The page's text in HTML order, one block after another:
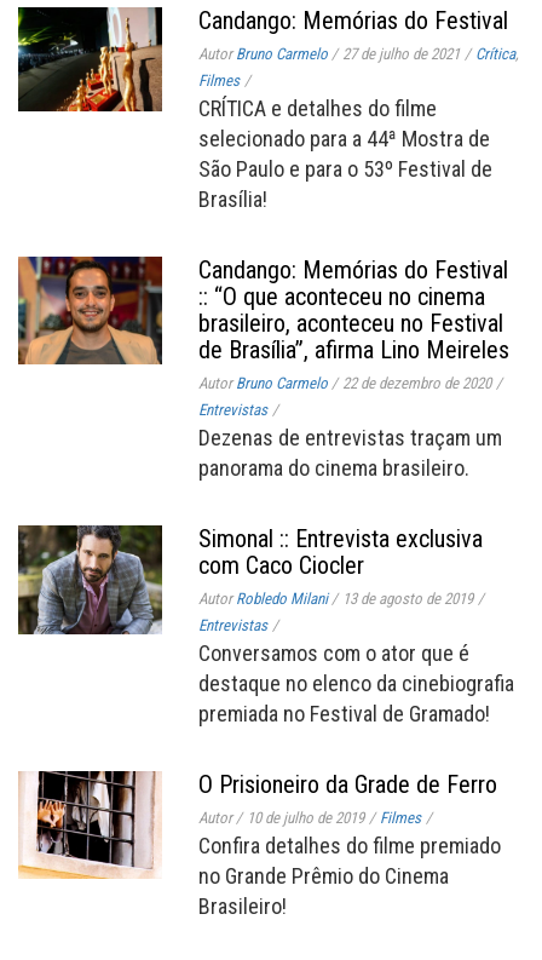
Candango: Memórias do Festival
AutorBruno Carmelo / 27 de julho de 2021 / Crítica,
Filmes /
CRÍTICA e detalhes do filme
selecionado para a 44ª Mostra de
São Paulo e para o 53º Festival de
Brasília!
Candango: Memórias do Festival
:: “O que aconteceu no cinema
brasileiro, aconteceu no Festival
de Brasília”, afirma Lino Meireles
AutorBruno Carmelo / 22 de dezembro de 2020 /
Entrevistas /
Dezenas de entrevistas traçam um
panorama do cinema brasileiro.
Simonal :: Entrevista exclusiva
com Caco Ciocler
AutorRobledo Milani / 13 de agosto de 2019 /
Entrevistas /
Conversamos com o ator que é
destaque no elenco da cinebiografia
premiada no Festival de Gramado!
O Prisioneiro da Grade de Ferro
Autor/ 10 de julho de 2019 / Filmes /
Confira detalhes do filme premiado
no Grande Prêmio do Cinema
Brasileiro!